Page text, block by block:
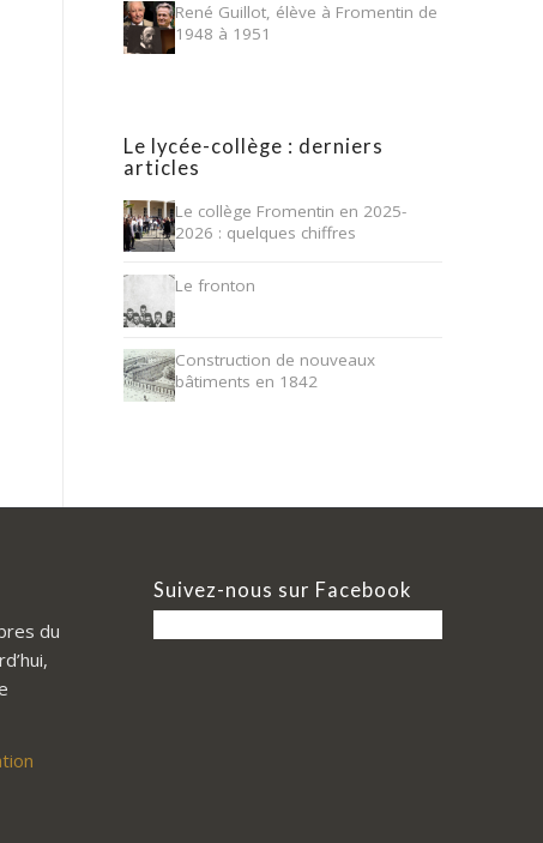
René Guillot, élève à Fromentin de
1948 à 1951
Le lycée-collège : derniers
articles
Le collège Fromentin en 2025-
2026 : quelques chiffres
Le fronton
Construction de nouveaux
bâtiments en 1842
du
Suivez-nous sur Facebook